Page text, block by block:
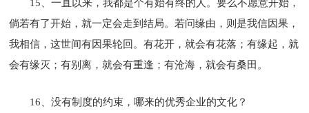
15、一直以来，我都是个有始有终的人。要么不愿意开始，
倘若有了开始，就一定会走到结局。若问缘由，则是我信因果，
我相信，这世间有因果轮回。有花开，就会有花落；有缘起，就
会有缘灭；有别离，就会有重逢；有沧海，就会有桑田。
16、没有制度的约束，哪来的优秀企业的文化？